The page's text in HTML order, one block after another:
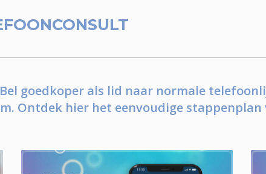
Bel goedkoper als lid naar normale
Ontdek hier het eenvoudige